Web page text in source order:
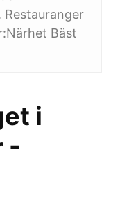
Restauranger
Bäst
i
-